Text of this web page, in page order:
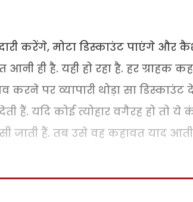
करेंगे, मोटा डिस्काउंट पाएंगे
आनी ही है. यही हो रहा है. हर
पर व्यापारी थोड़ा सा
हैं. यदि कोई त्योहार वगैरह हो तो
जाती हैं. तब उसे वह कहावत याद